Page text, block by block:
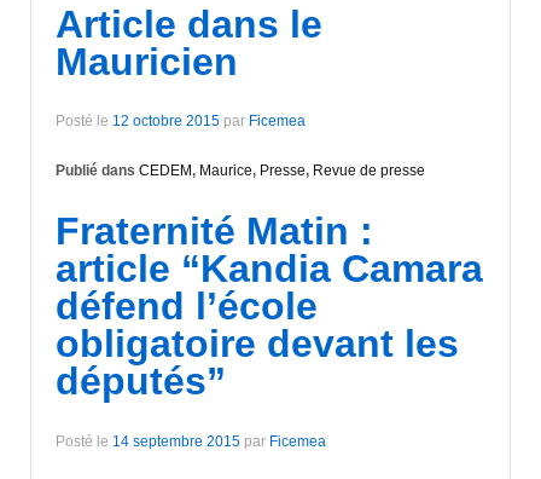
Article dans le
Mauricien
Posté le 12 octobre 2015 par Ficemea
Publié dans CEDEM, Maurice, Presse, Revue de presse
Fraternité Matin :
article “Kandia Camara
défend l’école
obligatoire devant les
députés”
Posté le 14 septembre 2015 par Ficemea